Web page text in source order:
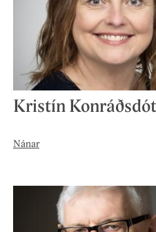
Kristín
Nánar